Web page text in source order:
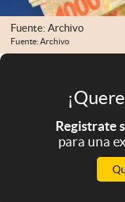
abre en nueva pestaña
Argentina
Fuente: Archivo
Fuente: Archivo
Registrate
para una